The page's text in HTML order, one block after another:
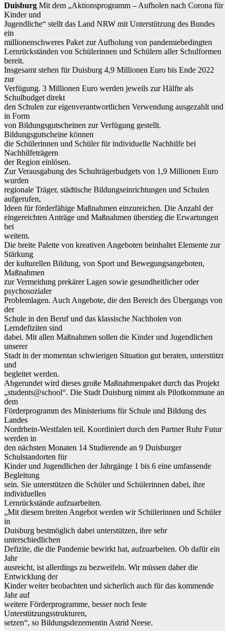
Duisburg Mit dem „Aktionsprogramm – Aufholen nach Corona für
Kinder und
Jugendliche“ stellt das Land NRW mit Unterstützung des Bundes
ein
millionenschweres Paket zur Aufholung von pandemiebedingten
Lernrückständen von Schülerinnen und Schülern aller Schulformen
bereit.
Insgesamt stehen für Duisburg 4,9 Millionen Euro bis Ende 2022
zur
Verfügung. 3 Millionen Euro werden jeweils zur Hälfte als
Schulbudget direkt
den Schulen zur eigenverantwortlichen Verwendung ausgezahlt und
in Form
von Bildungsgutscheinen zur Verfügung gestellt.
Bildungsgutscheine können
die Schülerinnen und Schüler für individuelle Nachhilfe bei
Nachhilfeträgern
der Region einlösen.
Zur Verausgabung des Schulträgerbudgets von 1,9 Millionen Euro
wurden
regionale Träger, städtische Bildungseinrichtungen und Schulen
aufgerufen,
Ideen für förderfähige Maßnahmen einzureichen. Die Anzahl der
eingereichten Anträge und Maßnahmen überstieg die Erwartungen
bei
weitem.
Die breite Palette von kreativen Angeboten beinhaltet Elemente zur
Stärkung
der kulturellen Bildung, von Sport und Bewegungsangeboten,
Maßnahmen
zur Vermeidung prekärer Lagen sowie gesundheitlicher oder
psychosozialer
Problemlagen. Auch Angebote, die den Bereich des Übergangs von
der
Schule in den Beruf und das klassische Nachholen von
Lerndefiziten sind
dabei. Mit allen Maßnahmen sollen die Kinder und Jugendlichen
unserer
Stadt in der momentan schwierigen Situation gut beraten, unterstützt
und
begleitet werden.
Abgerundet wird dieses große Maßnahmenpaket durch das Projekt
„students@school“. Die Stadt Duisburg nimmt als Pilotkommune an
dem
Förderprogramm des Ministeriums für Schule und Bildung des
Landes
Nordrhein-Westfalen teil. Koordiniert durch den Partner Ruhr Futur
werden in
den nächsten Monaten 14 Studierende an 9 Duisburger
Schulstandorten für
Kinder und Jugendlichen der Jahrgänge 1 bis 6 eine umfassende
Begleitung
sein. Sie unterstützen die Schüler und Schülerinnen dabei, ihre
individuellen
Lernrückstände aufzuarbeiten.
„Mit diesem breiten Angebot werden wir Schülerinnen und Schüler
in
Duisburg bestmöglich dabei unterstützen, ihre sehr
unterschiedlichen
Defizite, die die Pandemie bewirkt hat, aufzuarbeiten. Ob dafür ein
Jahr
ausreicht, ist allerdings zu bezweifeln. Wir müssen daher die
Entwicklung der
Kinder weiter beobachten und sicherlich auch für das kommende
Jahr auf
weitere Förderprogramme, besser noch feste
Unterstützungsstrukturen,
setzen“, so Bildungsdezernentin Astrid Neese.